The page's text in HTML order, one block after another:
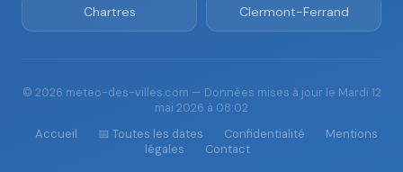
Chartres Clermont-Ferrand
© 2026 meteo-des-villes.com — Données mises à jour le Mardi 12
mai 2026 à 08:02
Accueil
📅 Toutes les dates Confidentialité
Mentions
légales
Contact